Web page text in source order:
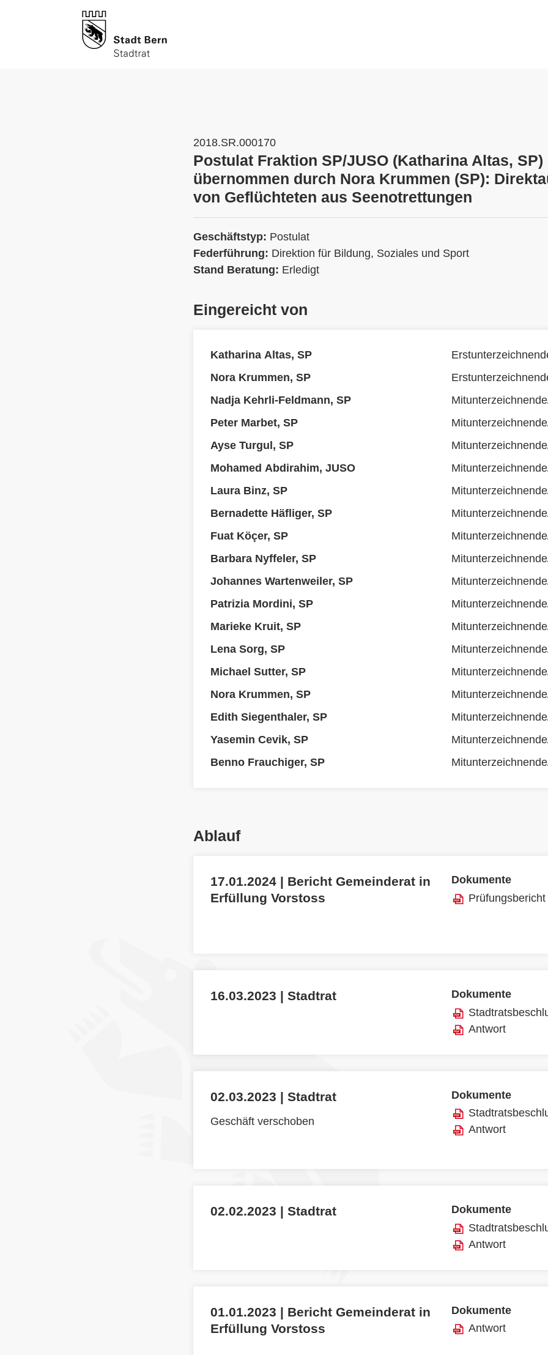
2018.SR.000170
Postulat Fraktion SP/JUSO (Katharina Altas, SP)
übernommen durch Nora Krummen (SP):
von Geflüchteten aus Seenotrettungen
Geschäftstyp: Postulat
Federführung: Direktion für Bildung, Soziales und Sport
Stand Beratung: Erledigt
Eingereicht von
Katharina Altas, SP
Nora Krummen, SP
Nadja Kehrli-Feldmann, SP
Peter Marbet, SP
Ayse Turgul, SP
Mohamed Abdirahim, JUSO
Laura Binz, SP
Bernadette Häfliger, SP
Fuat Köçer, SP
Barbara Nyffeler, SP
Johannes Wartenweiler, SP
Patrizia Mordini, SP
Marieke Kruit, SP
Lena Sorg, SP
Michael Sutter, SP
Nora Krummen, SP
Edith Siegenthaler, SP
Yasemin Cevik, SP
Benno Frauchiger, SP
Ablauf
17.01.2024 | Bericht Gemeinderat in
Erfüllung Vorstoss
Dokumente
Prüfungsbericht
16.03.2023 | Stadtrat
Dokumente
Antwort
02.03.2023 | Stadtrat
Geschäft verschoben
Dokumente
Antwort
02.02.2023 | Stadtrat
Dokumente
Antwort
01.01.2023 | Bericht Gemeinderat in
Erfüllung Vorstoss
Dokumente
Antwort